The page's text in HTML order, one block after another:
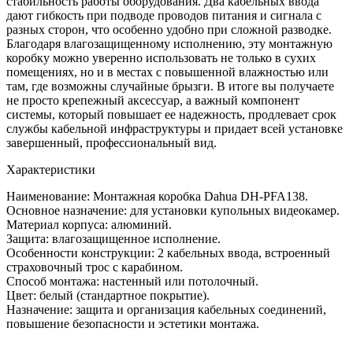
дают гибкость при подводе проводов питания и сигнала с
разных сторон, что особенно удобно при сложной разводке.
Благодаря влагозащищенному исполнению, эту монтажную
коробку можно уверенно использовать не только в сухих
помещениях, но и в местах с повышенной влажностью или
там, где возможны случайные брызги. В итоге вы получаете
не просто крепежный аксессуар, а важный компонент
системы, который повышает ее надежность, продлевает срок
службы кабельной инфраструктуры и придает всей установке
завершенный, профессиональный вид.
Характеристики
Наименование: Монтажная коробка Dahua DH-PFA138.
Основное назначение: для установки купольных видеокамер.
Материал корпуса: алюминий.
Защита: влагозащищенное исполнение.
Особенности конструкции: 2 кабельных ввода, встроенный
страховочный трос с карабином.
Способ монтажа: настенный или потолочный.
Цвет: белый (стандартное покрытие).
Назначение: защита и организация кабельных соединений,
повышение безопасности и эстетики монтажа.